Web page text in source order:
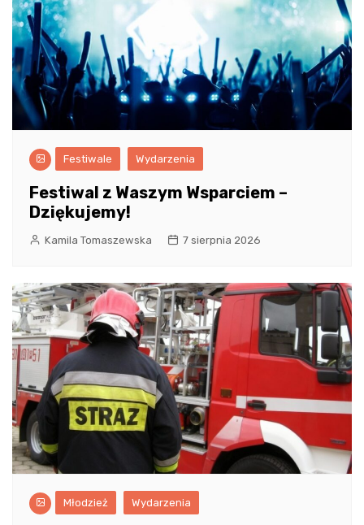
Festiwale Wydarzenia
Festiwal z Waszym Wsparciem –
Dziękujemy!
Kamila Tomaszewska 7 sierpnia 2026
Młodzież Wydarzenia